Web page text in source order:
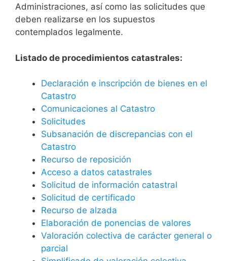
Administraciones, así como las solicitudes que
deben realizarse en los supuestos
contemplados legalmente.
Listado de procedimientos catastrales:
Declaración e inscripción de bienes en el
Catastro
Comunicaciones al Catastro
Solicitudes
Subsanación de discrepancias con el
Catastro
Recurso de reposición
Acceso a datos catastrales
Solicitud de información catastral
Solicitud de certificado
Recurso de alzada
Elaboración de ponencias de valores
Valoración colectiva de carácter general o
parcial